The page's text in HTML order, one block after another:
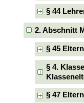
§ 44
2. Abschnitt
§ 45
§ 4.
§ 47